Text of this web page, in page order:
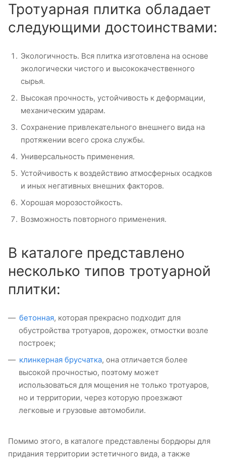
Тротуарная плитка обладает
следующими достоинствами:
Экологичность. Вся плитка изготовлена на основе
экологически чистого и высококачественного
сырья.
Высокая прочность, устойчивость к деформации,
механическим ударам.
Сохранение привлекательного внешнего вида на
протяжении всего срока службы.
Универсальность применения.
Устойчивость к воздействию атмосферных осадков
и иных негативных внешних факторов.
Хорошая морозостойкость.
Возможность повторного применения.
В каталоге представлено
несколько типов тротуарной
плитки:
бетонная, которая прекрасно подходит для
обустройства тротуаров, дорожек, отмостки возле
построек;
клинкерная брусчатка, она отличается более
высокой прочностью, поэтому может
использоваться для мощения не только тротуаров,
но и территории, через которую проезжают
легковые и грузовые автомобили.
Помимо этого, в каталоге представлены бордюры для
придания территории эстетичного вида, а также